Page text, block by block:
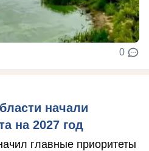
0
начали
на 2027 год
главные приоритеты